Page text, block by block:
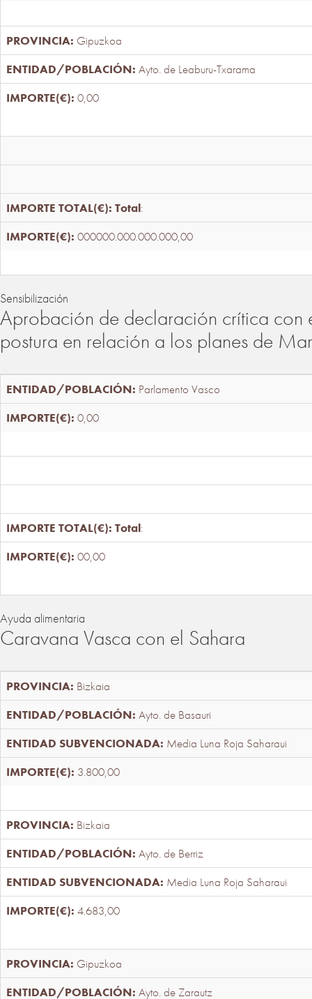
Gipuzkoa
Ayto. de Leaburu-Txarama
0,00
Total:
000000.000.000.000,00
Sensibilización
Aprobación de declaración crítica con
postura en relación a los planes de
Parlamento Vasco
0,00
Total:
00,00
Ayuda alimentaria
Caravana Vasca con el Sahara
Bizkaia
Ayto. de Basauri
Media Luna Roja Saharaui
3.800,00
Bizkaia
Ayto. de Berriz
Media Luna Roja Saharaui
4.683,00
Gipuzkoa
Ayto. de Zarautz